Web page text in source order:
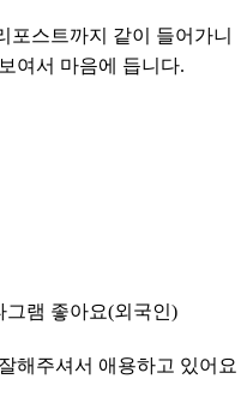
포스트까지 같이 들어가니
여서 마음에 듭니다.
그램 좋아요(외국인)
해주셔서 애용하고 있어요